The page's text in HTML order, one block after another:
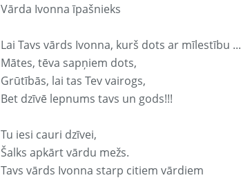
Vārda Ivonna īpašnieks
Lai Tavs vārds Ivonna, kurš dots ar mīlestību ...
Mātes, tēva sapņiem dots,
Grūtībās, lai tas Tev vairogs,
Bet dzīvē lepnums tavs un gods!!!
Tu iesi cauri dzīvei,
Šalks apkārt vārdu mežs.
Tavs vārds Ivonna starp citiem vārdiem